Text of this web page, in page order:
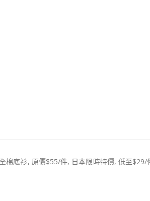
棉底衫, 原價$55/件, 日本限時特價, 低至$29/